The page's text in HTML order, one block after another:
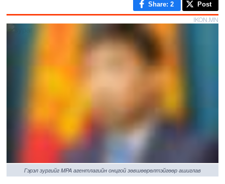
Share: 2 Post
IKON.MN
Гэрэл зургийг MPA агентлагийн онцгой зөвшөөрөлтэйгөөр ашиглав